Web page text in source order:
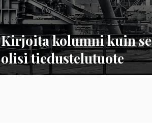
Kirjoita kolumni kuin se
olisi tiedustelutuote